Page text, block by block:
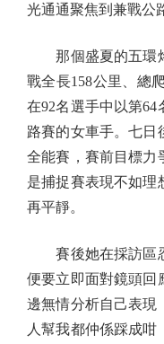
光通通聚焦到兼戰公
那個盛夏的五環烙
戰全長158公里、總
在92名選手中以第
路賽的女車手。七日
全能賽，賽前目標力
是捕捉賽表現不如理
再平靜。
賽後她在採訪區忍
便要立即面對鏡頭回
邊無情分析自己表現
人幫我都仲係踩成